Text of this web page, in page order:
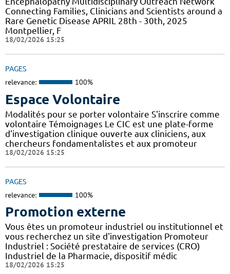
Connecting Families, Clinicians and Scientists around a
Rare Genetic Disease APRIL 28th - 30th, 2025
Montpellier, F
18/02/2026 15:25
PAGES
relevance: 100%
Espace Volontaire
Modalités pour se porter volontaire S'inscrire comme
volontaire Témoignages Le CIC est une plate-forme
d'investigation clinique ouverte aux cliniciens, aux
chercheurs fondamentalistes et aux promoteur
18/02/2026 15:25
PAGES
relevance: 100%
Promotion externe
Vous êtes un promoteur industriel ou institutionnel et
vous recherchez un site d'investigation Promoteur
Industriel : Société prestataire de services (CRO)
Industriel de la Pharmacie, dispositif médic
18/02/2026 15:25